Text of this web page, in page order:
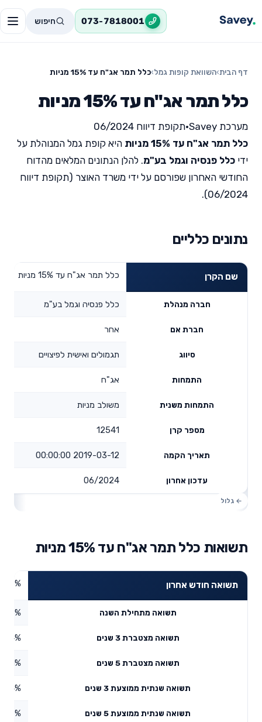
073-7818001 חיפוש
דף הבית›השוואת קופות גמל›כלל תמר אג"ח עד 15% מניות
כלל תמר אג"ח עד 15% מניות
מערכת Savey •תקופת דיווח 06/2024
כלל תמר אג"ח עד 15% מניות
היא קופת גמל המנוהלת על
ידי כלל פנסיה וגמל בע"מ. להלן הנתונים המלאים מהדוח
החודשי האחרון שפורסם על ידי משרד האוצר (תקופת דיווח
06/2024).
נתונים כלליים
שם הקרן כלל תמר אג"ח עד 15% מניות
חברה מנהלת כלל פנסיה וגמל בע"מ
חברת אם אחר
סיווג תגמולים ואישית לפיצויים
התמחות אג"ח
התמחות משנית משולב מניות
מספר קרן 12541
תאריך הקמה 2019-03-12 00:00:00
עדכון אחרון 06/2024
תשואות כלל תמר אג"ח עד 15% מניות
תשואה חודש אחרון
תשואה מתחילת השנה
תשואה מצטברת 3 שנים 3.14%
תשואה מצטברת 5 שנים
תשואה שנתית ממוצעת 3 שנים
תשואה שנתית ממוצעת 5 שנים 2.6%